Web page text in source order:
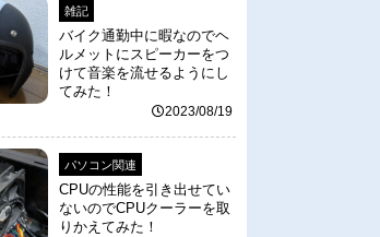
雑記
バイク通勤中に暇なのでヘ
ルメットにスピーカーをつ
けて音楽を流せるようにし
てみた！
2023/08/19
パソコン関連
CPUの性能を引き出せてい
ないのでCPUクーラーを取
りかえてみた！